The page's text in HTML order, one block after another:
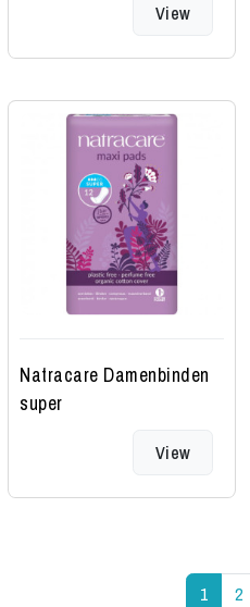
View
Natracare Damenbinden
super
View
1 2